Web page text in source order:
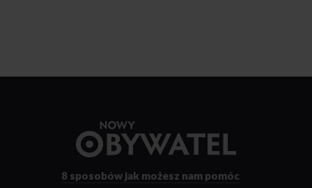
strony
8 sposobów jak możesz nam pomóc